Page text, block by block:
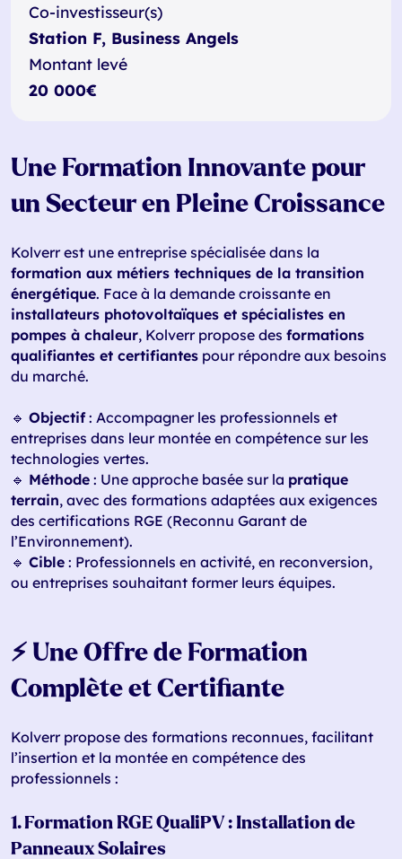
Co-investisseur(s)
Station F, Business Angels
Montant levé
20 000€
Une Formation Innovante pour
un Secteur en Pleine Croissance
Kolverr est une entreprise spécialisée dans la
formation aux métiers techniques de la transition
énergétique. Face à la demande croissante en
installateurs photovoltaïques et spécialistes en
pompes à chaleur, Kolverr propose des formations
qualifiantes et certifiantes pour répondre aux besoins
du marché.
🔹 Objectif: Accompagner les professionnels et
entreprises dans leur montée en compétence sur les
technologies vertes.
🔹 Méthode : Une approche basée sur la pratique
terrain, avec des formations adaptées aux exigences
des certifications RGE (Reconnu Garant de
l’Environnement).
🔹 Cible : Professionnels en activité, en reconversion,
ou entreprises souhaitant former leurs équipes.
⚡ Une Offre de Formation
Complète et Certifiante
Kolverr propose des formations reconnues, facilitant
l’insertion et la montée en compétence des
professionnels :
1. Formation RGE QualiPV : Installation de
Panneaux Solaires